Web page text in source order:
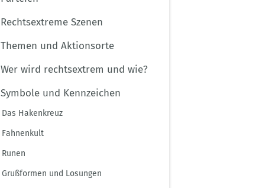
Rechtsextreme Szenen
Themen und Aktionsorte
Wer wird rechtsextrem und wie?
Symbole und Kennzeichen
Das Hakenkreuz
Fahnenkult
Runen
Grußformen und Losungen